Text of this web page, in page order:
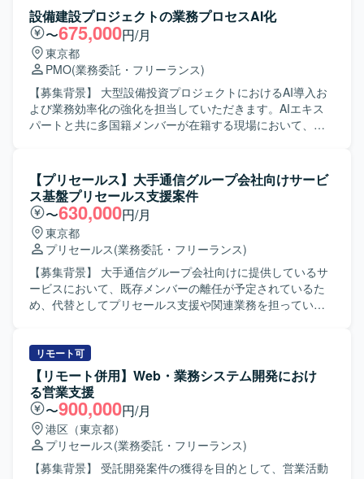
す。 【開発環境】 WAN、LAN、WLAN、SASE、SD-WAN
などのネットワーク技術を用いたソリューション提案を行
います。
的には、AIツールの選定・導入、AI活用企画の検討、社内AI
リテラシー向上に向けた施策の推進などを担当いただきま
す。 【求める人物像】 現場との円滑なコミュニケーション
を通じて業務課題を正しく理解し、ビジネス課題を整理・
言語化した上でAI導入に結び付けられる方を求めていま
す。社内横断での提案や推進を主体的に行い、新しい技術
の活用に前向きに取り組んでいただける方が望ましいで
す。 【ポジションの魅力】 大規模な設備投資プロジェクト
ル選定から企画、社内浸透まで一連のフェーズを経験でき
るため、ビジネスとAIの両面でスキルを高めていただけま
す。 【開発環境】 LLMなどの生成AIを活用した各種AIツー
ルやサービスを、プロジェクト内容に応じて選定・導入し
ていただきます。
設備建設プロジェクトの業務プロセスAI化
〜675,000円/月
東京都
PMO(業務委託・フリーランス)
【募集背景】 大型設備投資プロジェクトにおけるAI導入お
よび業務効率化の強化を担当していただきます。AIエキス
パートと共に多国籍メンバーが在籍する現場において、プ
アリングおよび現状分析を行っていただきます。AI導入支
援や企画立案を担当していただきます。社内AIリテラシー
向上や啓発活動を実施していただきます。英語を使用した
PMO業務を行っていただきます。 【求める人物像】 現場に
入り込み泥臭い動きも厭わず、関係者と円滑にコミュニケ
ーションが取れる方を求めています。AI活用や導入プロジ
ェクトに前向きに取り組める意欲の高い方を求めていま
す。多国籍メンバーと協働できる柔軟性と英語でのコミュ
ニケーション能力をお持ちの方を歓迎いたします。 【ポジ
です。AIエキスパートや多国籍なメンバーと共に働くこと
で、グローバルかつ先進的な知見を得ることができます。
業務プロセス改善とAI活用の両面で経験を積むことができ
ます。 【開発環境】 AI導入に向けた企画立案や業務プロセ
ス分析を中心とした環境で作業していただきます。AIエキ
スパートや多国籍メンバーと連携しながら業務を進めてい
ただきます。
【プリセールス】大手通信グループ会社向けサービ
ス基盤プリセールス支援案件
〜630,000円/月
東京都
プリセールス(業務委託・フリーランス)
【募集背景】 大手通信グループ会社向けに提供しているサ
ービスにおいて、既存メンバーの離任が予定されているた
め、代替としてプリセールス支援や関連業務を担っていた
施いただきます。フロント営業部隊とサービス実施の技術
部隊の間に入り、プリセールス対応や一部の設計・設定な
どの技術対応を行っていただきます。また、社内報告業務
や取りまとめ、ベンダーとのやり取り、グループ会社向け
の定例報告なども担当いただきます。 【求める人物像】 営
業部隊と技術部隊の間に立ち、関係者と円滑にコミュニケ
ーションを取りながら合意形成を進められる方を求めてお
ります。報告資料の整理や取りまとめなども主体的に実施
リモート可
【リモート併用】Web・業務システム開発におけ
る営業支援
〜900,000円/月
港区（東京都）
プリセールス(業務委託・フリーランス)
【募集背景】 受託開発案件の獲得を目的として、営業活動